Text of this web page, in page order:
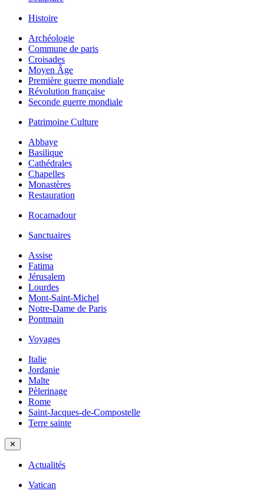
Histoire
Archéologie
Commune de paris
Croisades
Moyen Âge
Première guerre mondiale
Révolution française
Seconde guerre mondiale
Patrimoine Culture
Abbaye
Basilique
Cathédrales
Chapelles
Monastères
Restauration
Rocamadour
Sanctuaires
Assise
Fatima
Jérusalem
Lourdes
Mont-Saint-Michel
Notre-Dame de Paris
Pontmain
Voyages
Italie
Jordanie
Malte
Pèlerinage
Rome
Saint-Jacques-de-Compostelle
Terre sainte
✕
Actualités
Vatican